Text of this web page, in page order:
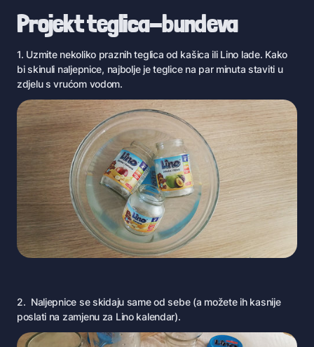
Projekt teglica-bundeva
1. Uzmite nekoliko praznih teglica od kašica ili Lino lade. Kako
bi skinuli naljepnice, najbolje je teglice na par minuta staviti u
zdjelu s vrućom vodom.
2. Naljepnice se skidaju same od sebe (a možete ih kasnije
poslati na zamjenu za Lino kalendar).